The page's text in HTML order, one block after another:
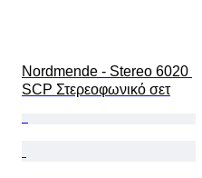
Nordmende - Stereo 6020
SCP Στερεοφωνικό σετ